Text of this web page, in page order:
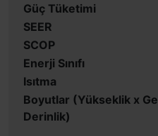
Güç Tüketimi
SEER
SCOP
Enerji Sınıfı
Isıtma
Boyutlar (Yükseklik x
Derinlik)